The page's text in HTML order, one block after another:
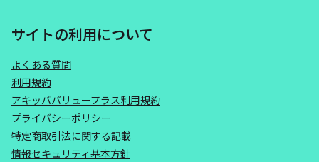
サイトの利用について
よくある質問
利用規約
アキッパバリュープラス利用規約
プライバシーポリシー
特定商取引法に関する記載
情報セキュリティ基本方針